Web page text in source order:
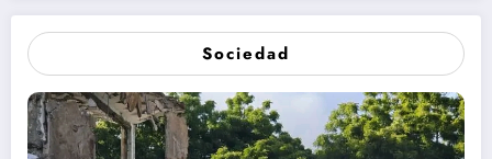
Sociedad